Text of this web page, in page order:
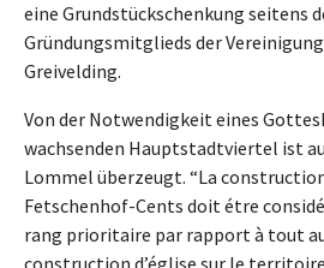
eine Grundstückschenkung seitens
Gründungsmitglieds der
Greivelding.
Von der Notwendigkeit eines
wachsenden Hauptstadtviertel ist
Lommel überzeugt. “La
Fetschenhof-Cents doit étre
rang prioritaire par rapport à tout